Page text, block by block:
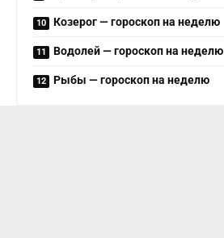
Козерог — гороскоп на неделю
Водолей — гороскоп на неделю
Рыбы — гороскоп на неделю